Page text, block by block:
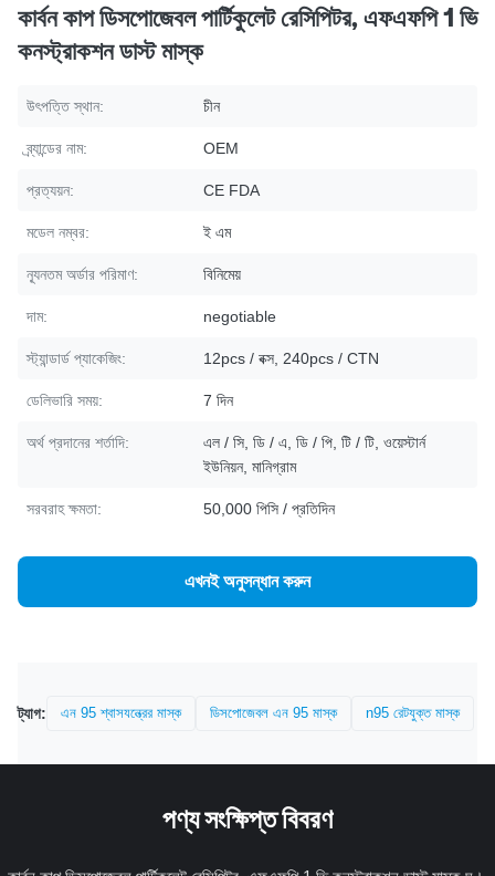
কার্বন কাপ ডিসপোজেবল পার্টিকুলেট রেসিপিটর, এফএফপি 1 ভি
কনস্ট্রাকশন ডাস্ট মাস্ক
উৎপত্তি স্থান: চীন
ব্র্যান্ডের নাম: OEM
প্রত্যয়ন: CE FDA
মডেল নম্বর: ই এম
ন্যূনতম অর্ডার পরিমাণ: বিনিমেয়
দাম: negotiable
স্ট্যান্ডার্ড প্যাকেজিং: 12pcs / বক্স, 240pcs / CTN
ডেলিভারি সময়: 7 দিন
অর্থ প্রদানের শর্তাদি:
এল / সি, ডি / এ, ডি / পি, টি / টি, ওয়েস্টার্ন
ইউনিয়ন, মানিগ্রাম
সরবরাহ ক্ষমতা: 50,000 পিসি / প্রতিদিন
এখনই অনুসন্ধান করুন
ট্যাগ: এন 95 শ্বাসযন্ত্রের মাস্ক ডিসপোজেবল এন 95 মাস্ক n95 রেটযুক্ত মাস্ক
পণ্য সংক্ষিপ্ত বিবরণ